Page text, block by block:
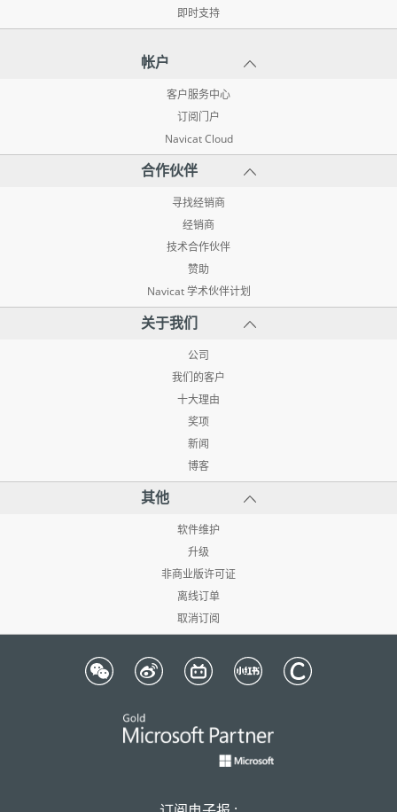
即时支持
帐户
客户服务中心
订阅门户
Navicat Cloud
合作伙伴
寻找经销商
经销商
技术合作伙伴
赞助
Navicat 学术伙伴计划
关于我们
公司
我们的客户
十大理由
奖项
新闻
博客
其他
软件维护
升级
非商业版许可证
离线订单
取消订阅